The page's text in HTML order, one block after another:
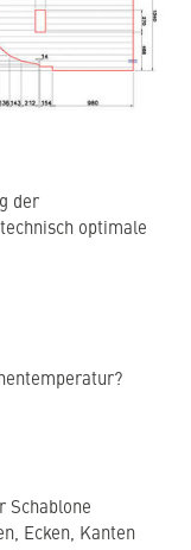
der
optimale
Schablone
Ecken, Kanten